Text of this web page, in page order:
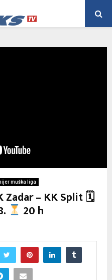
muška liga
Zadar – KK Split 🗓
20 h